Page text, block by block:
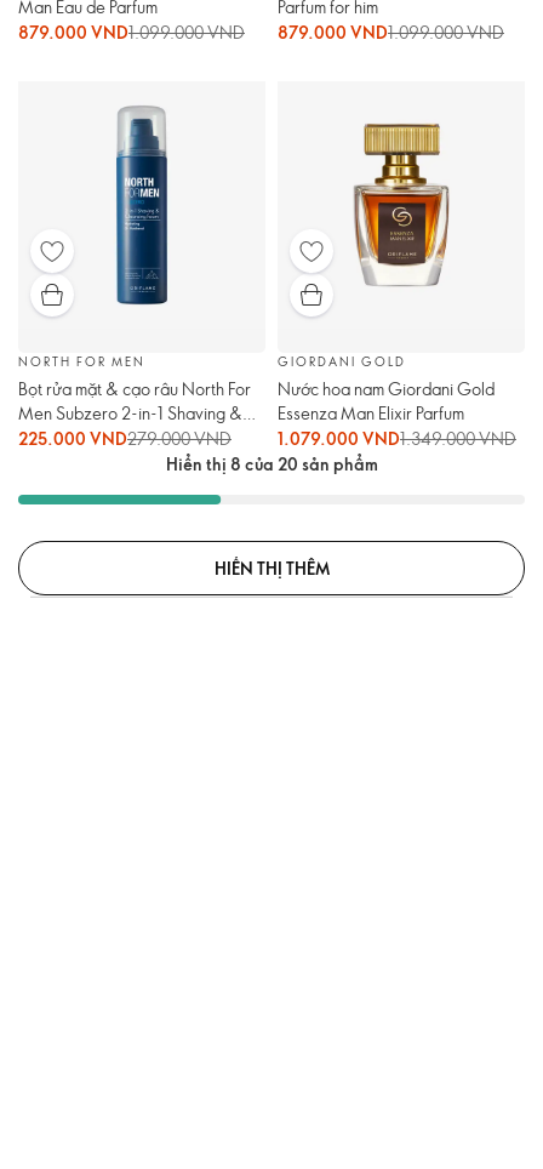
Man Eau de Parfum
879.000 VND1.099.000 VND
Parfum for him
879.000 VND1.099.000 VND
NORTH FOR MEN
Bọt rửa mặt & cạo râu North For
Men Subzero 2-in-1 Shaving &
Cleansing Foam
225.000 VND279.000 VND
GIORDANI GOLD
Nước hoa nam Giordani Gold
Essenza Man Elixir Parfum
1.079.000 VND1.349.000 VND
Hiển thị 8 của 20 sản phẩm
HIỂN THỊ THÊM